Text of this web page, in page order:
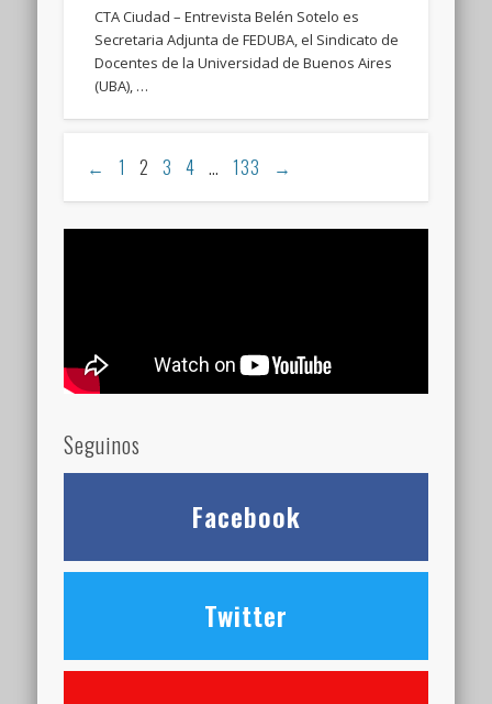
CTA Ciudad – Entrevista Belén Sotelo es
Secretaria Adjunta de FEDUBA, el Sindicato de
Docentes de la Universidad de Buenos Aires
(UBA), …
← 1 2 3 4 … 133 →
Seguinos
Facebook
Twitter